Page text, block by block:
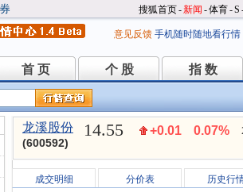
搜狐首页-新闻 -体育-S
意见反馈 手机随时随地看行情
首 页
首 页 个 股
个 股 指 数
指 数
龙溪股份
(600592)
14.55 +0.01 0.07%
成交明细 分价表 历史行